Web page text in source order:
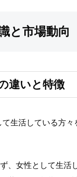
と市場動向
違いと特徴
生活している方
、女性として生